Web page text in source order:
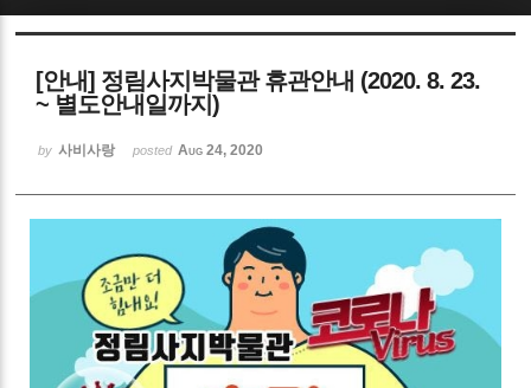
[안내] 정림사지박물관 휴관안내 (2020. 8. 23.
~ 별도안내일까지)
by 사비사랑 posted Aug 24, 2020
Sketchbook5, 스케치북5
Sketchbook5, 스케치북5